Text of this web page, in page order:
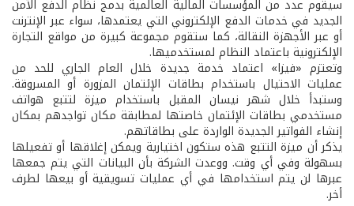
سيقوم عدد من المؤسسات المالية العالمية بدمج نظام الدفع الآمن
الجديد في خدمات الدفع الإلكتروني التي يعتمدها، سواء عبر الإنترنت
أو عبر الأجهزة النقالة، كما ستقوم مجموعة كبيرة من مواقع التجارة
الإلكترونية باعتماد النظام لمستخدميها.
وتعتزم «فيزا» اعتماد خدمة جديدة خلال العام الجاري للحد من
عمليات الاحتيال باستخدام بطاقات الإئتمان المزورة أو المسروقة.
وستبدأ خلال شهر نيسان المقبل باستخدام ميزة لتتبع هواتف
مستخدمي بطاقات الإئتمان خاصتها لمطابقة مكان تواجدهم بمكان
إنشاء الفواتير الجديدة الواردة على بطاقاتهم.
يذكر أن ميزة التتبع هذه ستكون اختيارية ويمكن إغلاقها أو تفعيلها
بسهولة وفي أي وقت. ووعدت الشركة بأن البيانات التي يتم جمعها
عبرها لن يتم استخدامها في أي عمليات تسويقية أو بيعها لطرف
أخر.